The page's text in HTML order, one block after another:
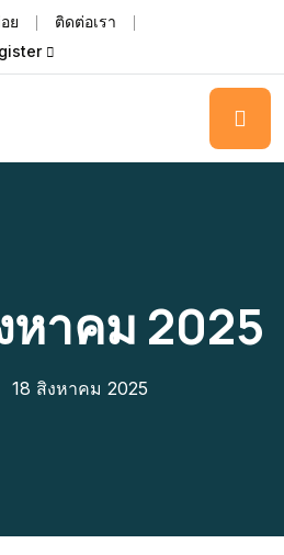
ย
ติดต่อเรา
หาคม 2025
18 สิงหาคม 2025